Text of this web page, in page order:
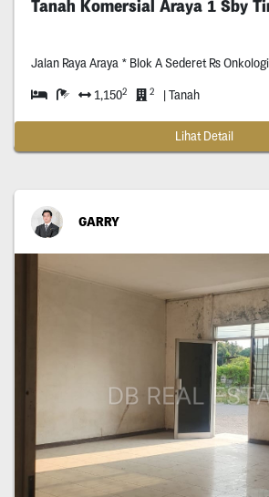
Tanah Komersial Araya 1 Sby
Jalan Raya Araya * Blok A Sederet Rs
1,1502 2 | Tanah
Lihat Detail
GARRY